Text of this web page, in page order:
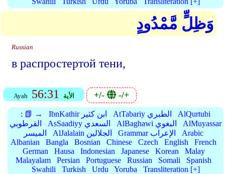
وَظِلٍّ مَّمْدُودٍ
Russian
в распростертой тени,
Ayah 56:31 الأية +/- -/+
: 📗 → IbnKathir ابن كثير AtTabariy الطبري
AlQurtubi
القرطوبي
AsSaadiyy السعدي AlBaghawi البغوي
AlMuyassar
الميسر
AlJalalain الجلالين Grammar الإعراب
Arabic
Albanian
Bangla Bosnian Chinese Czech English
French
German
Hausa Indonesian Japanese Korean
Malay
Malayalam
Persian Portuguese Russian Somali
Spanish
Swahili
Turkish Urdu Yoruba Transliteration [+]